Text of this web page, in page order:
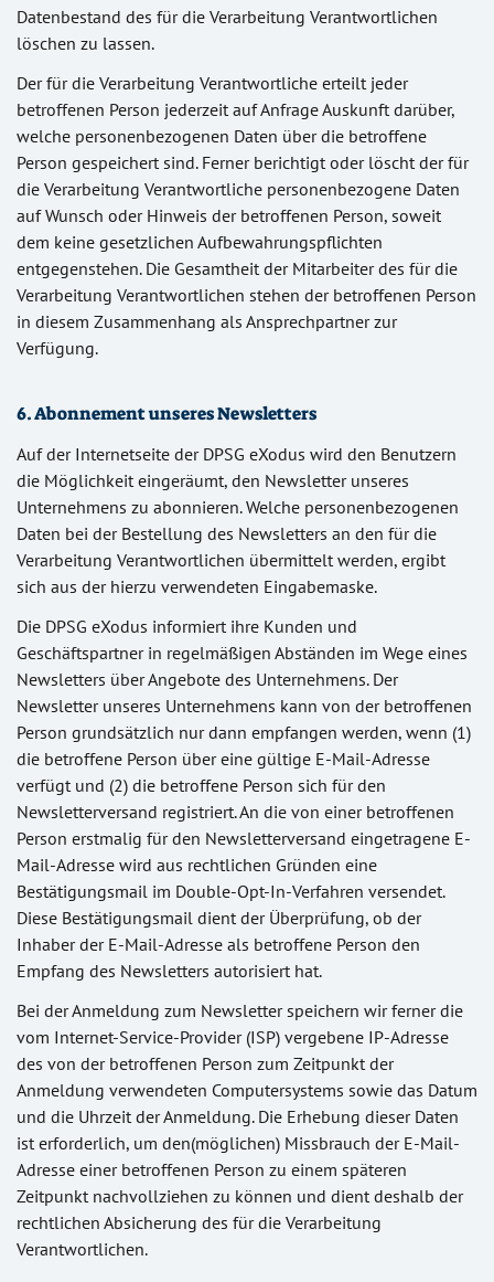
Datenbestand des für die Verarbeitung Verantwortlichen
löschen zu lassen.
Der für die Verarbeitung Verantwortliche erteilt jeder
betroffenen Person jederzeit auf Anfrage Auskunft darüber,
welche personenbezogenen Daten über die betroffene
Person gespeichert sind. Ferner berichtigt oder löscht der für
die Verarbeitung Verantwortliche personenbezogene Daten
auf Wunsch oder Hinweis der betroffenen Person, soweit
dem keine gesetzlichen Aufbewahrungspflichten
entgegenstehen. Die Gesamtheit der Mitarbeiter des für die
Verarbeitung Verantwortlichen stehen der betroffenen Person
in diesem Zusammenhang als Ansprechpartner zur
Verfügung.
6. Abonnement unseres Newsletters
Auf der Internetseite der DPSG eXodus wird den Benutzern
die Möglichkeit eingeräumt, den Newsletter unseres
Unternehmens zu abonnieren. Welche personenbezogenen
Daten bei der Bestellung des Newsletters an den für die
Verarbeitung Verantwortlichen übermittelt werden, ergibt
sich aus der hierzu verwendeten Eingabemaske.
Die DPSG eXodus informiert ihre Kunden und
Geschäftspartner in regelmäßigen Abständen im Wege eines
Newsletters über Angebote des Unternehmens. Der
Newsletter unseres Unternehmens kann von der betroffenen
Person grundsätzlich nur dann empfangen werden, wenn (1)
die betroffene Person über eine gültige E-Mail-Adresse
verfügt und (2) die betroffene Person sich für den
Newsletterversand registriert. An die von einer betroffenen
Person erstmalig für den Newsletterversand eingetragene E-
Mail-Adresse wird aus rechtlichen Gründen eine
Bestätigungsmail im Double-Opt-In-Verfahren versendet.
Diese Bestätigungsmail dient der Überprüfung, ob der
Inhaber der E-Mail-Adresse als betroffene Person den
Empfang des Newsletters autorisiert hat.
Bei der Anmeldung zum Newsletter speichern wir ferner die
vom Internet-Service-Provider (ISP) vergebene IP-Adresse
des von der betroffenen Person zum Zeitpunkt der
Anmeldung verwendeten Computersystems sowie das Datum
und die Uhrzeit der Anmeldung. Die Erhebung dieser Daten
ist erforderlich, um den(möglichen) Missbrauch der E-Mail-
Adresse einer betroffenen Person zu einem späteren
Zeitpunkt nachvollziehen zu können und dient deshalb der
rechtlichen Absicherung des für die Verarbeitung
Verantwortlichen.